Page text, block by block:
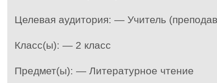
Целевая аудитория: — Учитель
Класс(ы): — 2 класс
Предмет(ы): — Литературное чтение